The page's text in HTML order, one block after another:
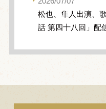
松也、隼人出演、
話 第四十八回」配